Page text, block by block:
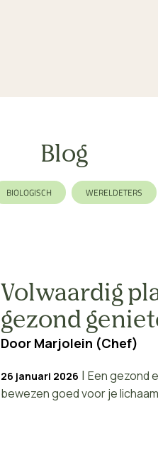
Blog
BIOLOGISCH WERELDETERS
Volwaardig
gezond
Door Marjolein (Chef)
26 januari 2026 | Een gezond
bewezen goed voor je